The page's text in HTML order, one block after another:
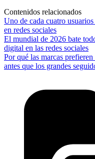
Contenidos relacionados
Uno de cada cuatro
en redes sociales
El mundial de 2026 bate
digital en las redes sociales
Por qué las marcas
antes que los grandes